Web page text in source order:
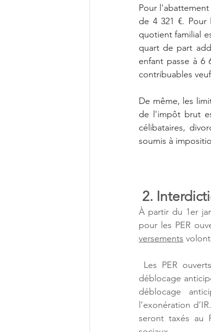
Pour
de 4 321 €.
quotient familial
quart de part
enfant passe à 6
contribuables
De même, les
de l'impôt brut
célibataires,
soumis à
2.
À partir du 1er
pour les PER
versements
Les PER
déblocage
déblocage
l’exonération
seront taxés au